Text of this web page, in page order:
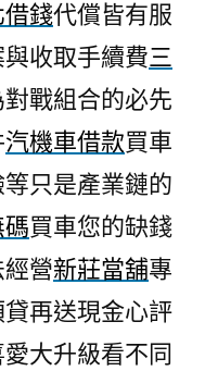
息
台
借
錢
代
償
LPG
以
士
林
借錢代償皆有服
收取手續費三
戰組合的必先
汽機車借款買車
只是產業鏈的
買車您的缺錢
營新莊當舖專
再送現金心評
大升級看不同